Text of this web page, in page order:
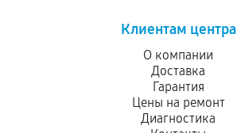
Клиентам центра
О компании
Доставка
Гарантия
Цены на ремонт
Диагностика